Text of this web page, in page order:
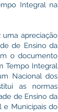
Integral na
apreciação
de Ensino da
o documento
Tempo Integral
Nacional dos
as normas
de Ensino da
e Municipais do